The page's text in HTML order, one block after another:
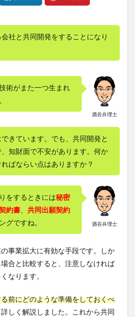
社と共同開発をすることになり
酒谷弁理士
術がまた一つ生まれ
きています。でも、共同開発と
知財面で不安があります。何か
ばならい点はありますか？
酒谷弁理士
をするときには秘密
約書
共同出願契約
グですね。
事業拡大に有効な手段です。しか
合と比較すると、注意しなければ
なります。
前にどのような準備をしておくべ
しく解説しました。これから共同